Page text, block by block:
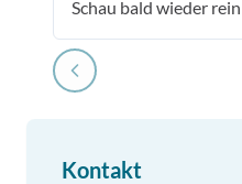
Schau bald wieder
Kontakt